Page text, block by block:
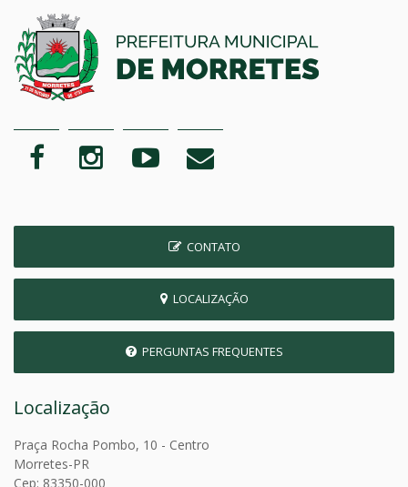
CONTATO
LOCALIZAÇÃO
PERGUNTAS FREQUENTES
Localização
Praça Rocha Pombo, 10 - Centro
Morretes-PR
Cep: 83350-000